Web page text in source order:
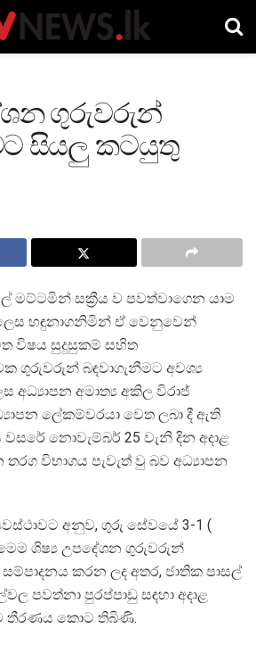
ගුරුවරුන්
සියලු කටයුතු
මට්ටමින් සක්‍රීය ව පවත්වාගෙන යාම
හඳුනාගනිමින් ඒ වෙනුවෙන්
විෂය සුදුසුකම් සහිත
ගුරුවරුන් බඳවාගැනීමට අවශ්‍ය
අධ්‍යාපන අමාත්‍ය අකිල විරාජ්
ලේකම්වරයා වෙත ලබා දී ඇති
නොවැම්බර් 25 වැනි දින අදාළ
තරග විභාගය පැවැත් වු බව අධ්‍යාපන
අනුව, ගුරු සේවයේ 3-1 (
මෙම ශිෂ්‍ය උපදේශන ගුරුවරුන්
කරන ලද අතර, ජාතික පාසල්
පවත්නා පුරප්පාඩු සඳහා අදාළ
තීරණය කොට තිබිණි.